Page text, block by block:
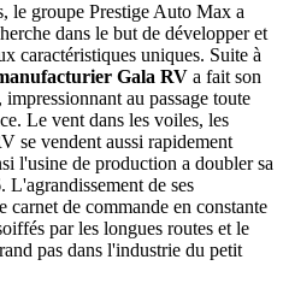
le groupe Prestige Auto Max a
dans le but de développer et
caractéristiques uniques. Suite à
Gala RV a fait son
au passage toute
Le vent dans les voiles, les
se vendent aussi rapidement
l'usine de production a doubler sa
de ses
de commande en constante
par les longues routes et le
pas dans l'industrie du petit